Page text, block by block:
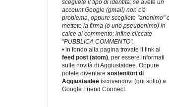
scegliete il tipo di identità: se avete un
account Google (gmail) non c'è
problema, oppure scegliete "anonimo"
mettete la firma (o uno pseudonimo) in
calce al commento; infine cliccate
"PUBBLICA COMMENTO".
• in fondo alla pagina trovate il link al
feed post (atom) , per essere informati
sulle novità di Aggiustaidee. Oppure
potete diventare sostenitori di
Aggiustaidee iscrivendovi (qui sotto) a
Google Friend Connect.